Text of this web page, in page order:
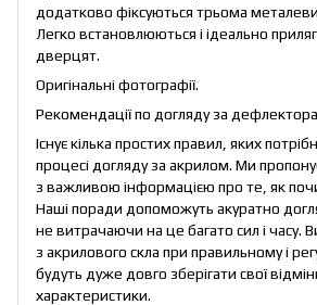
додатково фіксуються трьома
Легко встановлюються і ідеально
дверцят.
Оригінальні фотографії.
Рекомендації по догляду за
Існує кілька простих правил, яких
процесі догляду за акрилом. Ми
з важливою інформацією про те, як
Наші поради допоможуть акуратно
не витрачаючи на це багато сил і часу.
з акрилового скла при правильному і
будуть дуже довго зберігати свої
характеристики.